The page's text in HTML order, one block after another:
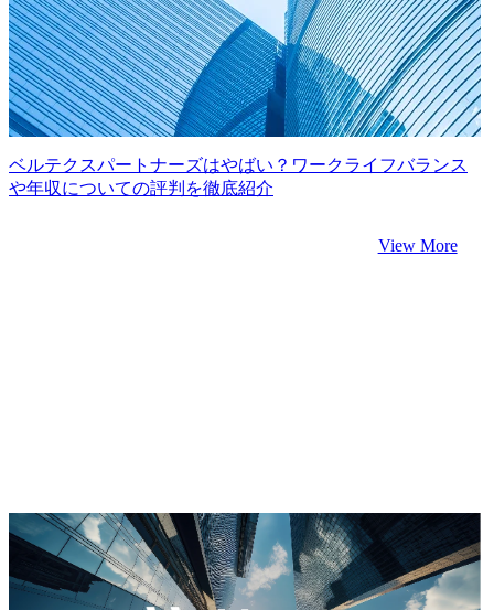
ベルテクスパートナーズはやばい？ワークライフバランス
や年収についての評判を徹底紹介
View More